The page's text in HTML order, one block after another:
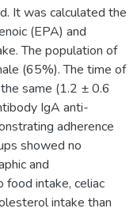
It was calculated the
(EPA) and
The population of
(65%). The time of
same (1.2 ± 0.6
IgA anti-
adherence
showed no
and
food intake, celiac
intake than